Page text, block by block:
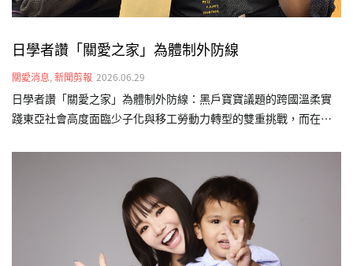
日學者讚「關愛之家」為體制外防線
關愛消息, 新聞剪報 2026.06.29
日學者讚「關愛之家」為體制外防線：黑戶寶寶議題的跨國溫柔實
踐東亞社會高度面臨少子化與移工勞動力轉型的雙重挑戰，而在制
寶），正成為跨國界面臨的社會課題。今（115）年初，日本福祉大
學經濟學部教授磯部美里前往台灣關愛基金會（關愛之家）文山婦
幼部實地參訪，在這場台、日跨文化交流中，看見關愛之家在東亞
社福實踐上的獨特性，更意外映照出影視作品與現實生命互文的關
懷。👉 敬邀各界支持「不分國籍兒童全日型照顧計畫」，讓孩子們
擁有值得的未來。 更多新聞請見：三立新聞網、自由電子報、中時